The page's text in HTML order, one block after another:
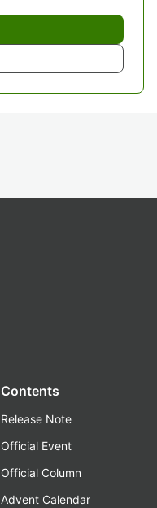
Contents
Release Note
Official Event
Official Column
Advent Calendar